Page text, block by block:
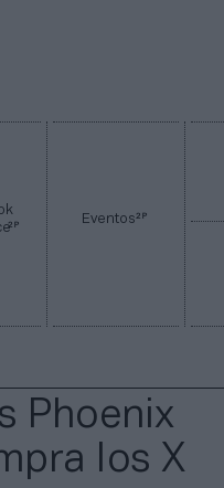
2P Eventos2P
Phoenix
los X